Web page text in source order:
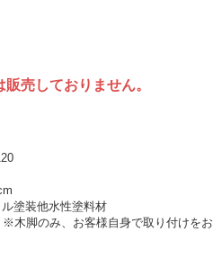
売しておりません。
塗装他水性塗料材
脚のみ、お客様自身で取り付けをお